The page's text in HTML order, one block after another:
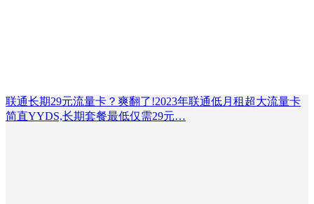
联通长期29元流量卡？爽翻了!2023年联通低月租超大流量卡
简直YYDS,长期套餐最低仅需29元…